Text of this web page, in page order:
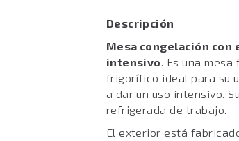
Descripción
Mesa congelación con
intensivo. Es una
frigorífico ideal para su
a dar un uso intensivo.
refrigerada de trabajo.
El exterior está